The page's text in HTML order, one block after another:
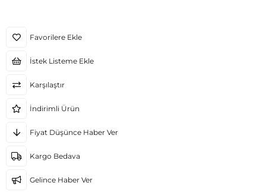
Favorilere Ekle
İstek Listeme Ekle
Karşılaştır
İndirimli Ürün
Fiyat Düşünce Haber Ver
Kargo Bedava
Gelince Haber Ver